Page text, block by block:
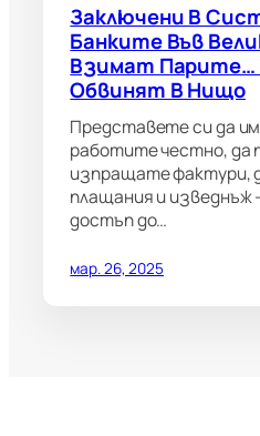
Заключени В
Банките Във
Взимат Парите…
Обвинят В Нищо
Представете си да
работите честно, да
изпращате фактури,
плащания и изведнъж
достъп до…
мар. 26, 2025